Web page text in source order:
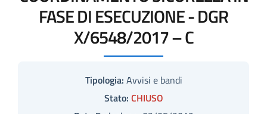
FASE DI ESECUZIONE - DGR
X/6548/2017 – C
Tipologia: Avvisi e bandi
Stato: CHIUSO